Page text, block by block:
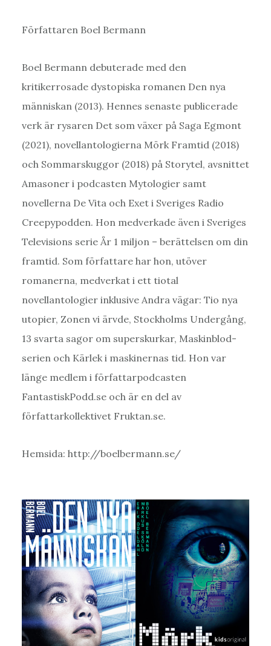
Författaren Boel Bermann
Boel Bermann debuterade med den
kritikerrosade dystopiska romanen Den nya
människan (2013). Hennes senaste publicerade
verk är rysaren Det som växer på Saga Egmont
(2021), novellantologierna Mörk Framtid (2018)
och Sommarskuggor (2018) på Storytel, avsnittet
Amasoner i podcasten Mytologier samt
novellerna De Vita och Exet i Sveriges Radio
Creepypodden. Hon medverkade även i Sveriges
Televisions serie År 1 miljon – berättelsen om din
framtid. Som författare har hon, utöver
romanerna, medverkat i ett tiotal
novellantologier inklusive Andra vägar: Tio nya
utopier, Zonen vi ärvde, Stockholms Undergång,
13 svarta sagor om superskurkar, Maskinblod-
serien och Kärlek i maskinernas tid. Hon var
länge medlem i författarpodcasten
FantastiskPodd.se och är en del av
författarkollektivet Fruktan.se.
Hemsida: http://boelbermann.se/